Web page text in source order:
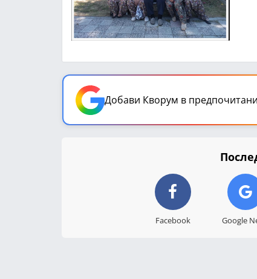
Добави Кворум в
Facebook Google